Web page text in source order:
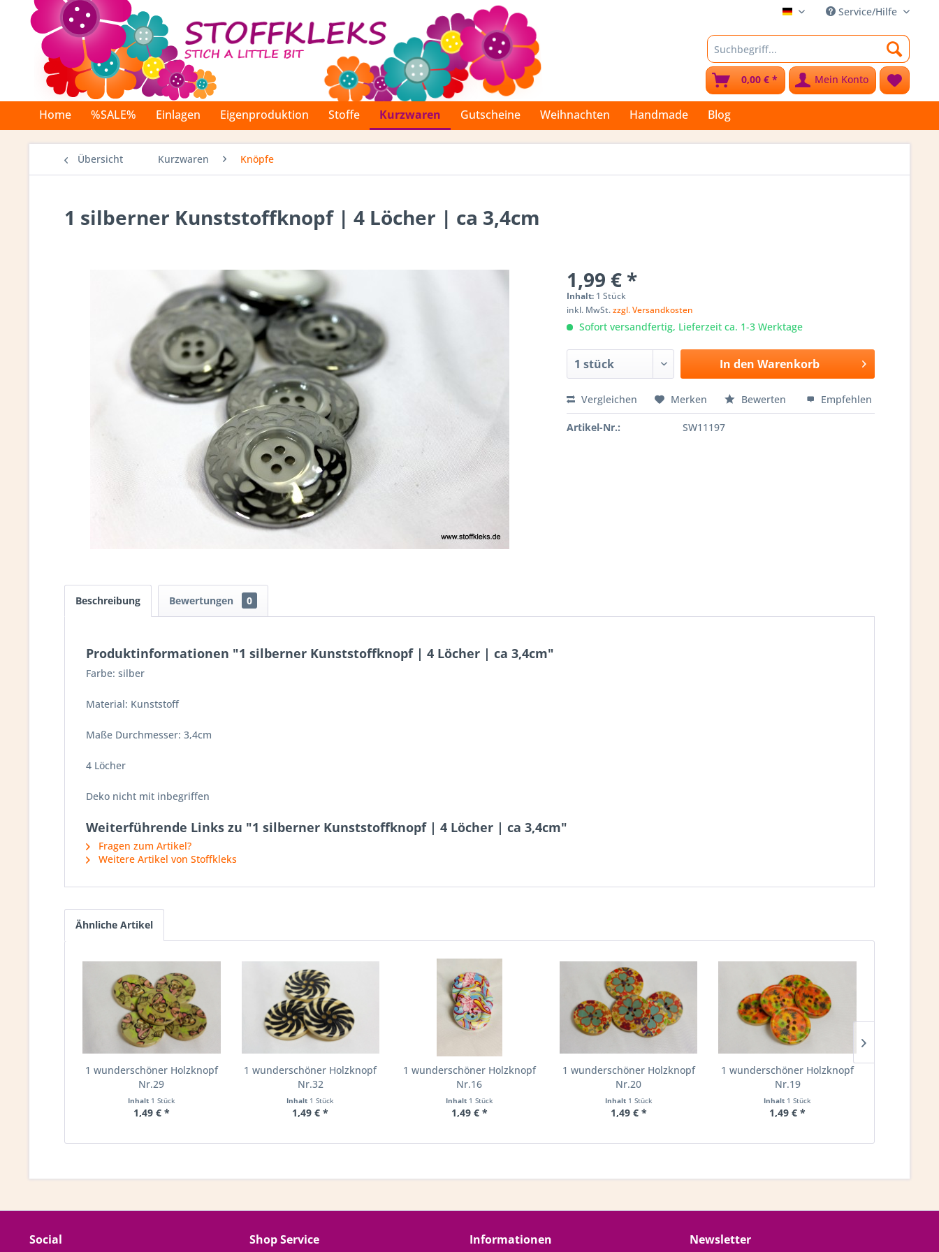
Stoffkleks Service/Hilfe
Mein Konto
0,00 € *
Home %SALE% Einlagen Eigenproduktion Stoffe Kurzwaren Gutscheine Weihnachten Handmade Blog
Übersicht Kurzwaren Knöpfe
1 silberner Kunststoffknopf | 4 Löcher | ca 3,4cm
1,99 € *
Inhalt: 1 Stück
inkl. MwSt.zzgl. Versandkosten
Sofort versandfertig, Lieferzeit ca. 1-3 Werktage
In den Warenkorb
Vergleichen Merken Bewerten Empfehlen
Artikel-Nr.: SW11197
Beschreibung Bewertungen 0
Produktinformationen "1 silberner Kunststoffknopf | 4 Löcher | ca 3,4cm"
Farbe: silber
Material: Kunststoff
Maße Durchmesser: 3,4cm
4 Löcher
Deko nicht mit inbegriffen
Weiterführende Links zu "1 silberner Kunststoffknopf | 4 Löcher | ca 3,4cm"
Fragen zum Artikel?
Weitere Artikel von Stoffkleks
Ähnliche Artikel
1 wunderschöner Holzknopf
Nr.29
Inhalt 1 Stück
1,49 € *
1 wunderschöner Holzknopf
Nr.32
Inhalt 1 Stück
1,49 € *
1 wunderschöner Holzknopf
Nr.16
Inhalt 1 Stück
1,49 € *
1 wunderschöner Holzknopf
Nr.20
Inhalt 1 Stück
1,49 € *
1 wunderschöner Holzknopf
Nr.19
Inhalt 1 Stück
1,49 € *
Social Shop Service Informationen Newsletter